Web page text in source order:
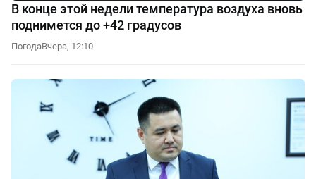
В конце этой недели температура воздуха вновь
поднимется до +42 градусов
ПогодаВчера, 12:10